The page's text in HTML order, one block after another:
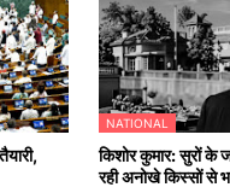
NATIONAL
किशोर कुमार: सुरों के
रही अनोखे किस्सों से